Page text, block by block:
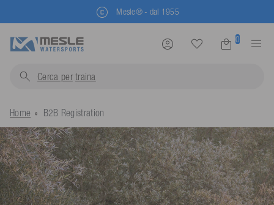
Mesle® - dal 1955
0
Cerca per trainabili.
Home B2B Registration